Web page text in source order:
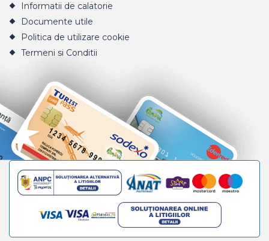
Informatii de calatorie
Documente utile
Politica de utilizare cookie
Termeni si Conditii